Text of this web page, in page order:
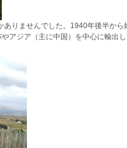
りませんでした。1940年後半か
アジア（主に中国）を中心に輸出し